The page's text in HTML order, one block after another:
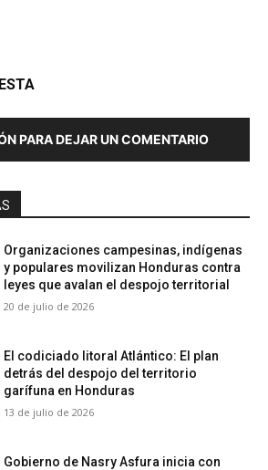
PARA DEJAR UN COMENTARIO
Organizaciones campesinas, indígenas
y populares movilizan Honduras contra
leyes que avalan el despojo territorial
20 de julio de 2026
El codiciado litoral Atlántico: El plan
detrás del despojo del territorio
garífuna en Honduras
13 de julio de 2026
Gobierno de Nasry Asfura inicia con